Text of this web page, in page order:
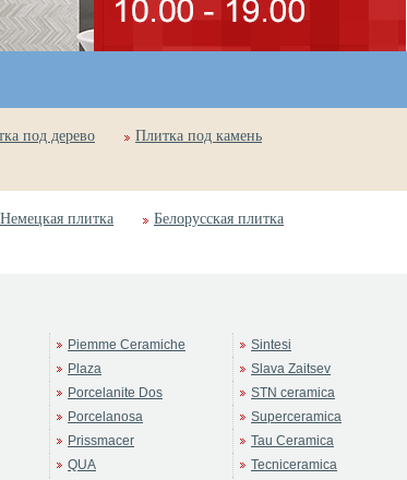
под дерево
Плитка под камень
Немецкая плитка
Белорусская плитка
Piemme Ceramiche
Plaza
Porcelanite Dos
Porcelanosa
Prissmacer
QUA
Sintesi
Slava Zaitsev
STN ceramica
Superceramica
Tau Ceramica
Tecniceramica